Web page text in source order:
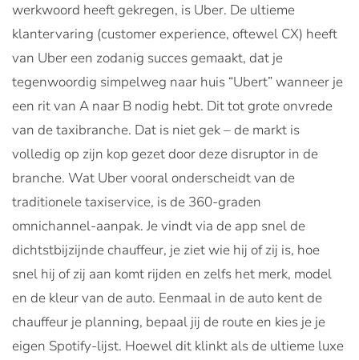
werkwoord heeft gekregen, is Uber. De ultieme
klantervaring (customer experience, oftewel CX) heeft
van Uber een zodanig succes gemaakt, dat je
tegenwoordig simpelweg naar huis “Ubert” wanneer je
een rit van A naar B nodig hebt. Dit tot grote onvrede
van de taxibranche. Dat is niet gek – de markt is
volledig op zijn kop gezet door deze disruptor in de
branche. Wat Uber vooral onderscheidt van de
traditionele taxiservice, is de 360-graden
omnichannel-aanpak. Je vindt via de app snel de
dichtstbijzijnde chauffeur, je ziet wie hij of zij is, hoe
snel hij of zij aan komt rijden en zelfs het merk, model
en de kleur van de auto. Eenmaal in de auto kent de
chauffeur je planning, bepaal jij de route en kies je je
eigen Spotify-lijst. Hoewel dit klinkt als de ultieme luxe